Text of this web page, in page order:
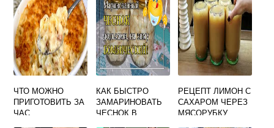
ЧТО МОЖНО
ПРИГОТОВИТЬ ЗА
ЧАС
КАК БЫСТРО
ЗАМАРИНОВАТЬ
ЧЕСНОК В
РЕЦЕПТ ЛИМОН С
САХАРОМ ЧЕРЕЗ
МЯСОРУБКУ